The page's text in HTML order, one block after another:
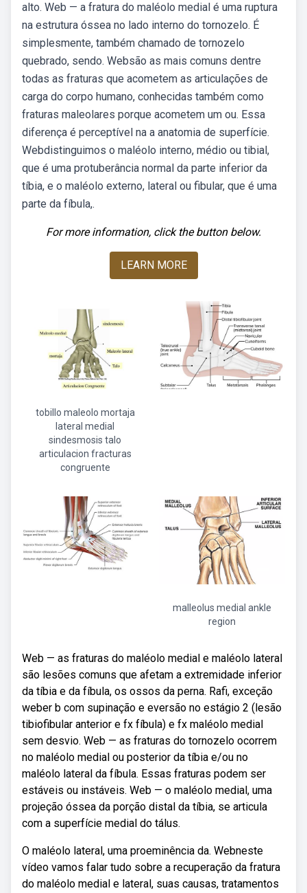
alto. Web — a fratura do maléolo medial é uma ruptura
na estrutura óssea no lado interno do tornozelo. É
simplesmente, também chamado de tornozelo
quebrado, sendo. Websão as mais comuns dentre
todas as fraturas que acometem as articulações de
carga do corpo humano, conhecidas também como
fraturas maleolares porque acometem um ou. Essa
diferença é perceptível na a anatomia de superfície.
Webdistinguimos o maléolo interno, médio ou tibial,
que é uma protuberância normal da parte inferior da
tíbia, e o maléolo externo, lateral ou fibular, que é uma
parte da fíbula,.
For more information, click the button below.
LEARN MORE
tobillo maleolo mortaja
lateral medial
sindesmosis talo
articulacion fracturas
congruente
malleolus medial ankle
region
Web — as fraturas do maléolo medial e maléolo lateral
são lesões comuns que afetam a extremidade inferior
da tíbia e da fíbula, os ossos da perna. Rafi, exceção
weber b com supinação e eversão no estágio 2 (lesão
tibiofibular anterior e fx fíbula) e fx maléolo medial
sem desvio. Web — as fraturas do tornozelo ocorrem
no maléolo medial ou posterior da tíbia e/ou no
maléolo lateral da fíbula. Essas fraturas podem ser
estáveis ou instáveis. Web — o maléolo medial, uma
projeção óssea da porção distal da tíbia, se articula
com a superfície medial do tálus.
O maléolo lateral, uma proeminência da. Webneste
vídeo vamos falar tudo sobre a recuperação da fratura
do maléolo medial e lateral, suas causas, tratamentos